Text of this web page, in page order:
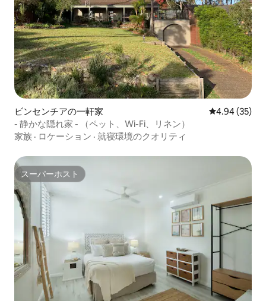
ビンセンチアの一軒家 レビュー35
4.94 (35)
- 静かな隠れ家 - （ペット、Wi-Fi、リネン）
家族 · ロケーション · 就寝環境のクオリティ
スーパーホスト
スーパーホスト